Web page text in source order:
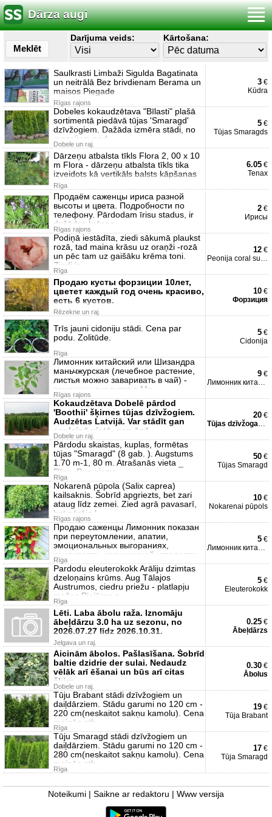
Dārza augi
Meklēt
Darījuma veids: Kārtošana:
Saulkrasti Limbaži Sigulda Bagatinata
un neitrālā Bez brivdienam Berama un
maisos Piegade
Rīgas rajons
3 €
Kūdra
Dobeles kokaudzētava "Bīlasti" plašā
sortimentā piedāvā tūjas 'Smaragd'
dzīvžogiem. Dažāda izmēra stādi, no
mazajiem pod
Dobele un raj.
5 €
Tūjas Smaragds
Dārzeņu atbalsta tīkls Flora 2, 00 x 10
m Flora - dārzeņu atbalsta tīkls tika
izveidots kā vertikāls balsts kāpšanas
Rīga
6.05 €
Tenax
Продаём саженцы ириса разной
высоты и цвета. Подробности по
телефону. Pārdodam īrisu stadus, ir
dažādas krāsas.
Rīgas rajons
2 €
Ирисы
Podiņā iestādīta, ziedi sākumā plaukst
rozā, tad maina krāsu uz oraņži -rozā
un pēc tam uz gaišāku krēma toni.
Ziedi ir
Rīga
12 €
Peonija coral sunset
Продаю кусты форзиции 10лет,
цветет каждый год очень красиво,
есть 6 кустов.
Rēzekne un raj.
10 €
Форзиция
Trīs jauni cidoniju stādi. Cena par
podu. Zolitūde.
Rīga
5 €
Cidonija
Лимонник китайский или Шизандра
маньчжурская (лечебное растение,
листья можно заваривать в чай) -
саженец находится в Ма
Rīgas rajons
9 €
Лимонник китайский
Kokaudzētava Dobelē pārdod
'Boothii' šķirnes tūjas dzīvžogiem.
Audzētas Latvijā. Var stādīt gan
saulainā vietā, gan ēnā.
Dobele un raj.
20 €
Tūjas dzīvžogam Boothii
Pārdodu skaistas, kuplas, formētas
tūjas "Smaragd" (8 gab. ). Augstums
1.70 m-1, 80 m. Atrašanās vieta _
Rīga, Purvciems
Rīga
50 €
Tūjas Smaragd
Nokarenā pūpola (Salix caprea)
kailsaknis. Šobrīd apgriezts, bet zari
ataug līdz zemei. Zied agrā pavasarī,
bet pārējo l
Rīgas rajons
10 €
Nokarenai pūpols
Продаю саженцы Лимонник показан
при переутомлении, апатии,
эмоциональных выгораниях,
сонливости, хронической усталости;
Rīga
5 €
Лимонник китайский
Pardodu eleuterokokk Arāliju dzimtas
dzeloņains krūms. Aug Tālajos
Austrumos, ciedru priežu - platlapju
mežos Piejūras n
Rīga
5 €
Eleuterokokk
Lēti. Laba ābolu raža. Iznomāju
ābeļdārzu 3.0 ha uz sezonu, no
2026.07.27 līdz 2026.10.31.
Jelgava un raj.
0.25 €
Ābeļdārzs
Aicinām ābolos. Pašlasīšana. Šobrīd
baltie dzidrie der sulai. Nedaudz
vēlāk arī ēšanai un būs arī citas
šķirn
Dobele un raj.
0.30 €
Ābolus
Tūju Brabant stādi dzīvžogiem un
daiļdārziem. Stādu garumi no 120 cm -
220 cm(neskaitot sakņu kamolu). Cena
mainās atb
Rīga
19 €
Tūja Brabant
Tūju Smaragd stādi dzīvžogiem un
daiļdārziem. Stādu garumi no 120 cm -
280 cm(neskaitot sakņu kamolu). Cena
mainās atb
Rīga
17 €
Tūja Smaragd
Noteikumi Saikne ar redaktoru Www versija